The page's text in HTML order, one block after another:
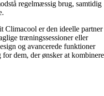
regelmæssig brug, samtidig
Climacool er den ideelle partner
træningssessioner eller
og avancerede funktioner
dem, der ønsker at kombinere